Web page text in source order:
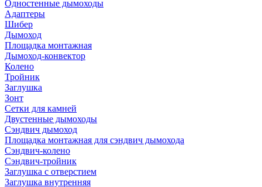
Одностенные дымоходы
Адаптеры
Шибер
Дымоход
Площадка монтажная
Дымоход-конвектор
Колено
Тройник
Заглушка
Зонт
Сетки для камней
Двустенные дымоходы
Сэндвич дымоход
Площадка монтажная для сэндвич дымохода
Сэндвич-колено
Сэндвич-тройник
Заглушка с отверстием
Заглушка внутренняя